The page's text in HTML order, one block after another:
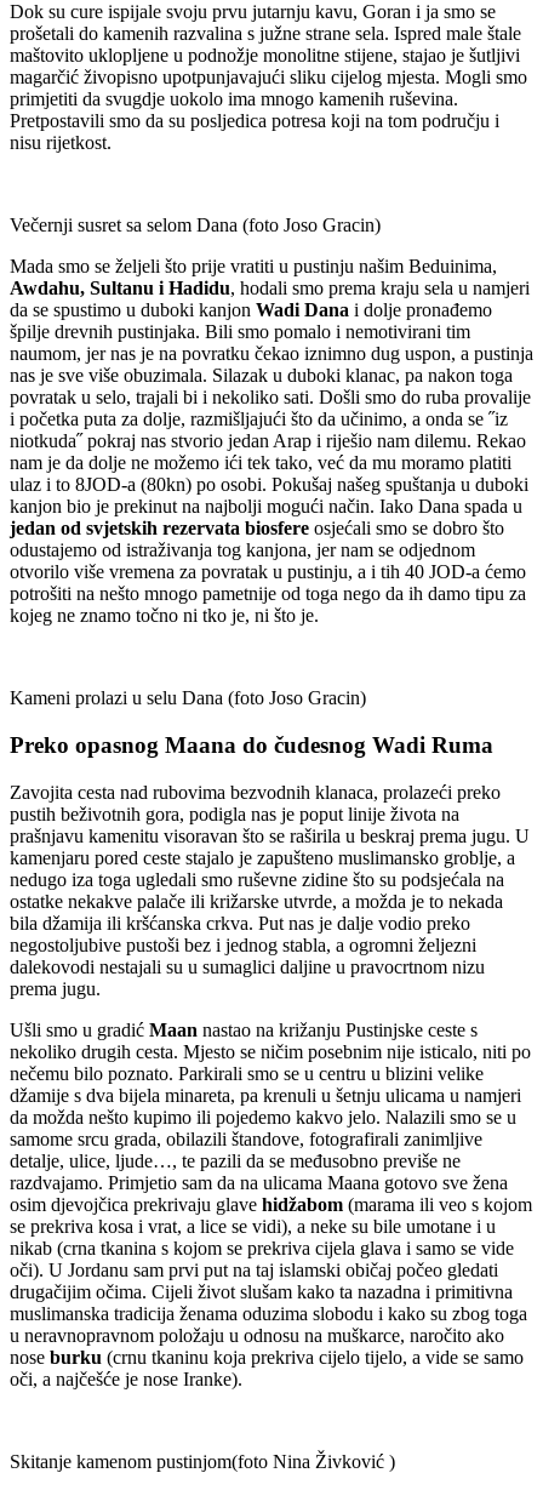
Dok su cure ispijale svoju prvu jutarnju kavu, Goran i ja smo se
prošetali do kamenih razvalina s južne strane sela. Ispred male štale
maštovito uklopljene u podnožje monolitne stijene, stajao je šutljivi
magarčić živopisno upotpunjavajući sliku cijelog mjesta. Mogli smo
primjetiti da svugdje uokolo ima mnogo kamenih ruševina.
Pretpostavili smo da su posljedica potresa koji na tom području i
nisu rijetkost.
Večernji susret sa selom Dana (foto Joso Gracin)
Mada smo se željeli što prije vratiti u pustinju našim Beduinima,
Awdahu, Sultanu i Hadidu, hodali smo prema kraju sela u namjeri
da se spustimo u duboki kanjon Wadi Dana i dolje pronađemo
špilje drevnih pustinjaka. Bili smo pomalo i nemotivirani tim
naumom, jer nas je na povratku čekao iznimno dug uspon, a pustinja
nas je sve više obuzimala. Silazak u duboki klanac, pa nakon toga
povratak u selo, trajali bi i nekoliko sati. Došli smo do ruba provalije
i početka puta za dolje, razmišljajući što da učinimo, a onda se ˝iz
niotkuda˝ pokraj nas stvorio jedan Arap i riješio nam dilemu. Rekao
nam je da dolje ne možemo ići tek tako, već da mu moramo platiti
ulaz i to 8JOD-a (80kn) po osobi. Pokušaj našeg spuštanja u duboki
kanjon bio je prekinut na najbolji mogući način. Iako Dana spada u
jedan od svjetskih rezervata biosfere osjećali smo se dobro što
odustajemo od istraživanja tog kanjona, jer nam se odjednom
otvorilo više vremena za povratak u pustinju, a i tih 40 JOD-a ćemo
potrošiti na nešto mnogo pametnije od toga nego da ih damo tipu za
kojeg ne znamo točno ni tko je, ni što je.
Kameni prolazi u selu Dana (foto Joso Gracin)
Preko opasnog Maana do čudesnog Wadi Ruma
Zavojita cesta nad rubovima bezvodnih klanaca, prolazeći preko
pustih beživotnih gora, podigla nas je poput linije života na
prašnjavu kamenitu visoravan što se raširila u beskraj prema jugu. U
kamenjaru pored ceste stajalo je zapušteno muslimansko groblje, a
nedugo iza toga ugledali smo ruševne zidine što su podsjećala na
ostatke nekakve palače ili križarske utvrde, a možda je to nekada
bila džamija ili kršćanska crkva. Put nas je dalje vodio preko
negostoljubive pustoši bez i jednog stabla, a ogromni željezni
dalekovodi nestajali su u sumaglici daljine u pravocrtnom nizu
prema jugu.
Ušli smo u gradić Maan nastao na križanju Pustinjske ceste s
nekoliko drugih cesta. Mjesto se ničim posebnim nije isticalo, niti po
nečemu bilo poznato. Parkirali smo se u centru u blizini velike
džamije s dva bijela minareta, pa krenuli u šetnju ulicama u namjeri
da možda nešto kupimo ili pojedemo kakvo jelo. Nalazili smo se u
samome srcu grada, obilazili štandove, fotografirali zanimljive
detalje, ulice, ljude…, te pazili da se međusobno previše ne
razdvajamo. Primjetio sam da na ulicama Maana gotovo sve žena
osim djevojčica prekrivaju glave hidžabom (marama ili veo s kojom
se prekriva kosa i vrat, a lice se vidi), a neke su bile umotane i u
nikab (crna tkanina s kojom se prekriva cijela glava i samo se vide
oči). U Jordanu sam prvi put na taj islamski običaj počeo gledati
drugačijim očima. Cijeli život slušam kako ta nazadna i primitivna
muslimanska tradicija ženama oduzima slobodu i kako su zbog toga
u neravnopravnom položaju u odnosu na muškarce, naročito ako
nose burku (crnu tkaninu koja prekriva cijelo tijelo, a vide se samo
oči, a najčešće je nose Iranke).
Skitanje kamenom pustinjom(foto Nina Živković )